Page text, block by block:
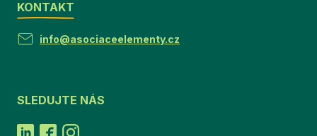
KONTAKT
info@asociaceelementy.cz
SLEDUJTE NÁS